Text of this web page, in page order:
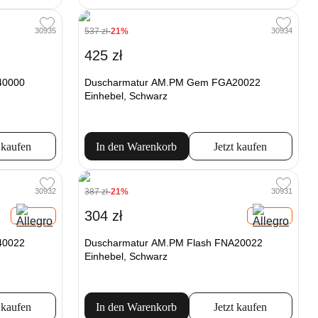
30935 537 zł-21% 30934
425 zł
Duscharmatur AM.PM Gem FGA20022
Einhebel, Schwarz
In den Warenkorb Jetzt kaufen
30932 387 zł-21% 30931
304 zł
Duscharmatur AM.PM Flash FNA20022
Einhebel, Schwarz
In den Warenkorb Jetzt kaufen